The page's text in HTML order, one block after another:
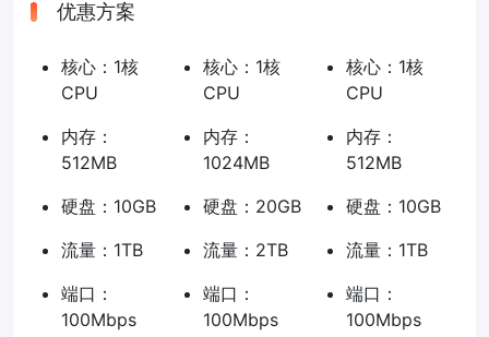
优惠方案
核心：1核
CPU
内存：
512MB
硬盘：10GB
流量：1TB
端口：
100Mbps
核心：1核
CPU
内存：
1024MB
硬盘：20GB
流量：2TB
端口：
100Mbps
核心：1核
CPU
内存：
512MB
硬盘：10GB
流量：1TB
端口：
100Mbps